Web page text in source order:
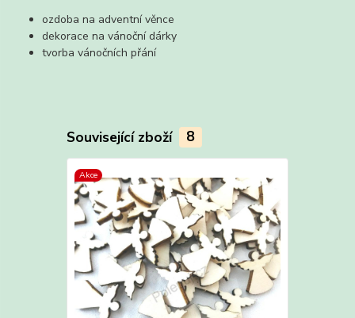
ozdoba na adventní věnce
dekorace na vánoční dárky
tvorba vánočních přání
Související zboží 8
Akce